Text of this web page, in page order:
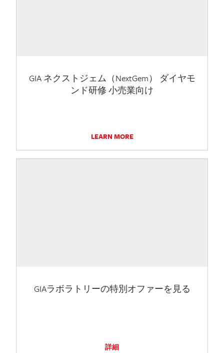
GIA ネクストジェム（NextGem） ダイヤモ
ンド研修 小売業向け
LEARN MORE
GIAラボラトリーの特別オファーを見る
詳細